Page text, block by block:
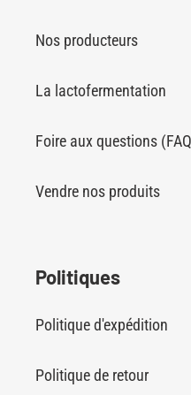
Nos producteurs
La lactofermentation
Foire aux questions
Vendre nos produits
Politiques
Politique d'expédition
Politique de retour